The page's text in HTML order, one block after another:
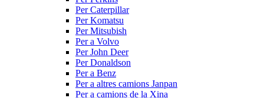
Per Caterpillar
Per Komatsu
Per Mitsubish
Per a Volvo
Per John Deer
Per Donaldson
Per a Benz
Per a altres camions Janpan
Per a camions de la Xina